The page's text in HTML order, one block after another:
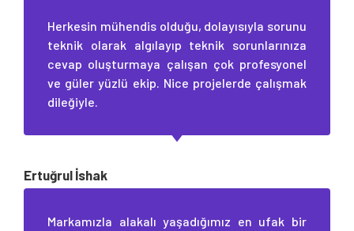
Herkesin mühendis olduğu, dolayısıyla sorunu
teknik olarak algılayıp teknik sorunlarınıza
cevap oluşturmaya çalışan çok profesyonel
ve güler yüzlü ekip. Nice projelerde çalışmak
dileğiyle.
Ertuğrul İshak
Markamızla alakalı yaşadığımız en ufak bir